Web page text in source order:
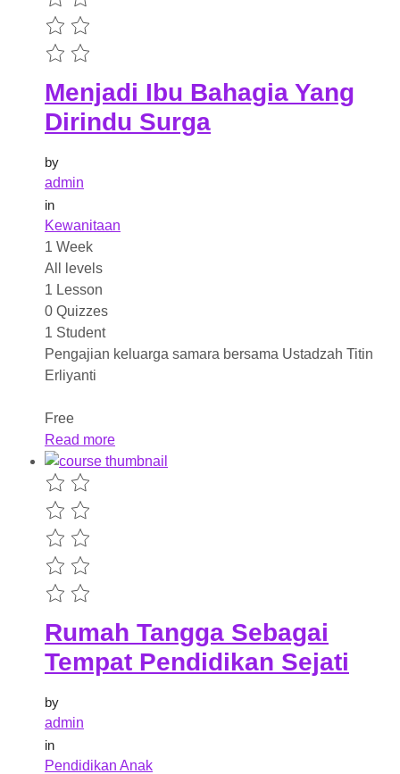
Menjadi Ibu Bahagia Yang
Dirindu Surga
by
admin
in
Kewanitaan
1 Week
All levels
1 Lesson
0 Quizzes
1 Student
Pengajian keluarga samara bersama Ustadzah Titin
Erliyanti
Free
Read more
Rumah Tangga Sebagai
Tempat Pendidikan Sejati
by
admin
in
Pendidikan Anak